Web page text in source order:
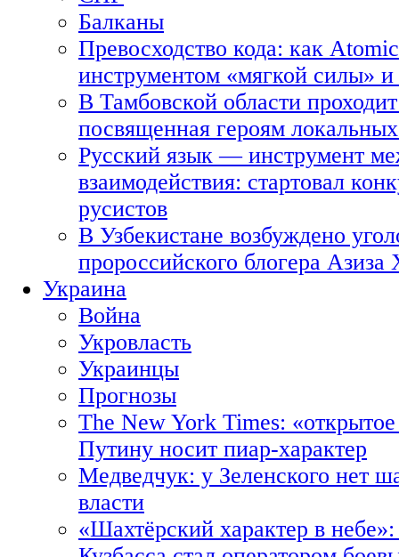
Балканы
Превосходство кода: как
инструментом «мягкой силы» и
В Тамбовской области
посвященная героям
Русский язык — инструмент
взаимодействия: стартовал
русистов
В Узбекистане возбуждено
пророссийского блогера Азиза
Украина
Война
Укровласть
Украинцы
Прогнозы
The New York Times:
Путину носит пиар-характер
Медведчук: у Зеленского нет
власти
«Шахтёрский характер в